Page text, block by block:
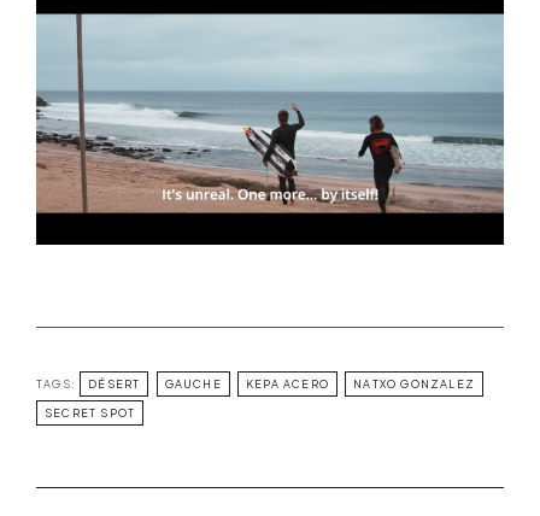
TAGS: DÉSERT GAUCHE KEPA ACERO NATXO GONZALEZ
SECRET SPOT